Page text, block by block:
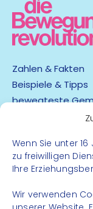
Wenn Sie unter
zu freiwilligen
Ihre
Wir verwenden
Zahlen & Fakten
Beispiele & Tipps
bewegteste
Barrierefreiheit
Datenschutz
Impressum
Kontakt